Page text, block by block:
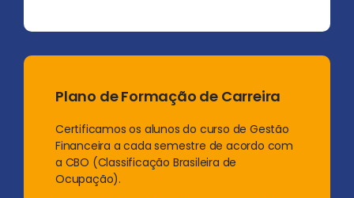
Plano de Formação de Carreira
Certificamos os alunos do curso de Gestão
Financeira a cada semestre de acordo com
a CBO (Classificação Brasileira de
Ocupação).